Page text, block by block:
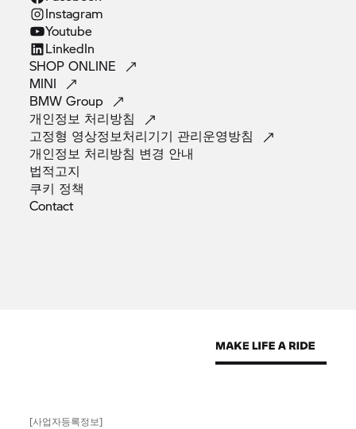
Instagram
Youtube
LinkedIn
SHOPONLINE
MINI
BMWGroup
개인정보 처리방침
고정형 영상정보처리기기 관리운영방침
개인정보 처리방침 변경 안내
법적고지
쿠키 정책
Contact
[사업자등록정보]